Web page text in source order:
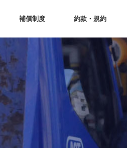
補償制度 約款・規約